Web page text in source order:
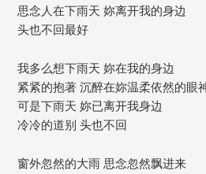
思念人在下雨天 妳离开我的身边
头也不回最好
我多么想下雨天 妳在我的身边
紧紧的抱著 沉醉在妳温柔依然的眼
可是下雨天 妳已离开我身边
冷冷的道别 头也不回
窗外忽然的大雨 思念忽然飘进来